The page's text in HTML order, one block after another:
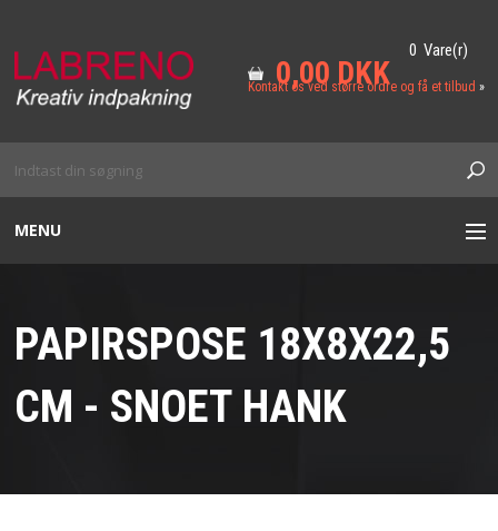
0 Vare(r)
0,00 DKK
Kontakt os ved større ordre og få et tilbud »
MENU
VINÆSKER
VINPOSER
PAPIRSPOSE 18X8X22,5
CM - SNOET HANK